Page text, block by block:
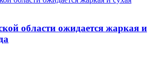
области ожидается жаркая и